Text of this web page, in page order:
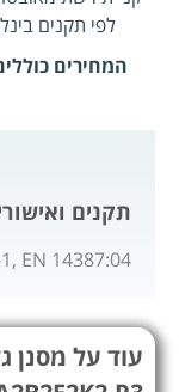
לפי תקנים
המחירים
תקנים
EN 14387:04
עוד על מסנן